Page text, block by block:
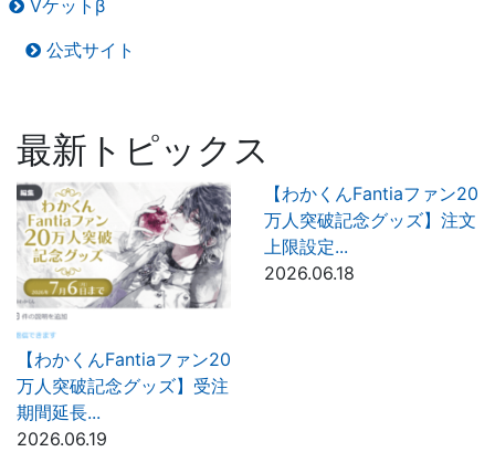
Vケットβ
公式サイト
最新トピックス
【わかくんFantiaファン20
万人突破記念グッズ】受注
期間延長...
2026.06.19
【わかくんFantiaファン20
万人突破記念グッズ】注文
上限設定...
2026.06.18